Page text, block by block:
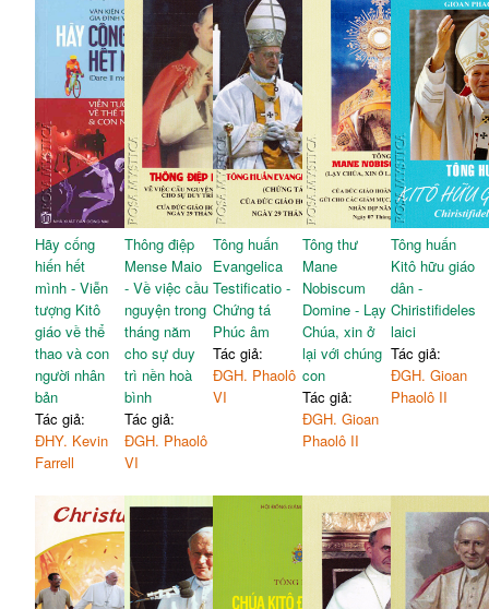
Hãy cống
hiến hết
mình - Viễn
tượng Kitô
giáo về thể
thao và con
người nhân
bản
Tác giả:
ĐHY. Kevin
Farrell
Thông điệp
Mense Maio
- Về việc cầu
nguyện trong
tháng năm
cho sự duy
trì nền hoà
bình
Tác giả:
ĐGH. Phaolô
VI
Tông huấn
Evangelica
Testificatio -
Chứng tá
Phúc âm
Tác giả:
ĐGH. Phaolô
VI
Tông thư
Mane
Nobiscum
Domine - Lạy
Chúa, xin ở
lại với chúng
con
Tác giả:
ĐGH. Gioan
Phaolô II
Tông huấn
Kitô hữu giáo
dân -
Chiristifideles
laici
Tác giả:
ĐGH. Gioan
Phaolô II